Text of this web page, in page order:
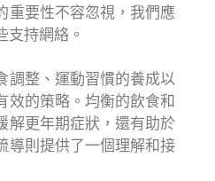
重要性不容忽視，我們應
支持網絡。
調整、運動習慣的養成以
效的策略。均衡的飲食和
解更年期症狀，還有助於
導則提供了一個理解和接